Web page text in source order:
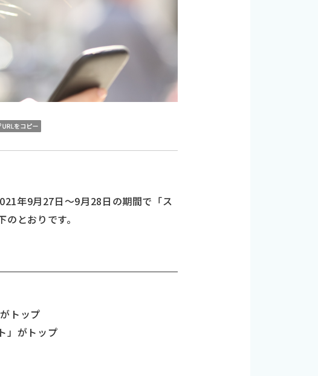
年9月27日～9月28日の期間で「ス
とおりです。
トップ
」がトップ